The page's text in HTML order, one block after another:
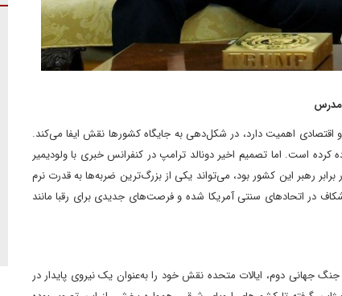
مدرس
اقتصادی اهمیت دارد، در شکل‌دهی به جایگاه کشورها نقش ایفا می‌کند.
کرده است. اما تصمیم اخیر دونالد ترامپ در کنفرانس خبری با ولودیمیر
رهبر این کشور بود، می‌تواند یکی از بزرگ‌ترین ضربه‌ها به قدرت نرم
شکاف در اتحادهای سنتی آمریکا شده و فرصت‌های جدیدی برای رقبا مانند
جهانی دوم، ایالات متحده نقش خود را به‌عنوان یک نیروی پایدار در